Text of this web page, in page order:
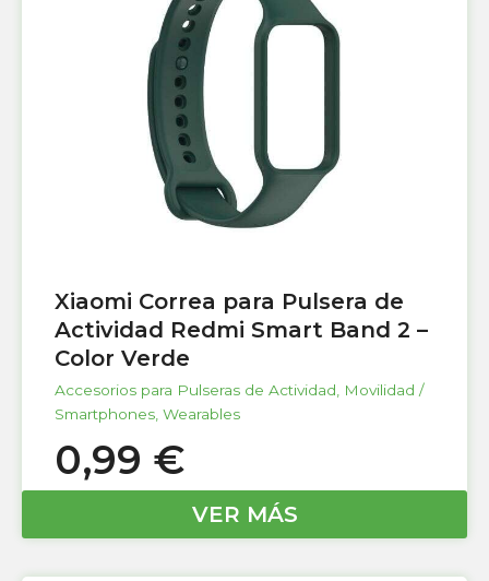
Xiaomi Correa para Pulsera de
Actividad Redmi Smart Band 2 –
Color Verde
Accesorios para Pulseras de Actividad
Movilidad /
Smartphones Wearables
0,99 €
VER MÁS